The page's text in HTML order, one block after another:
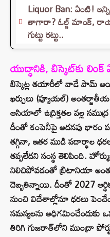
Liquor Ban: ఏంటి!
తాగారా? ఓల్డ్ మాంక్,
గుట్టు రట్టు..
యుద్ధానికి, బిస్కెట్‌కు
బిస్కెట్ల తయారీలో వాడే పామ్
ఖర్చులు (ఫ్యూయల్)
ఆసియాలో ఉద్రిక్తతల వల్ల
దీంతో కంపెనీపై అదనపు భారం
తగ్గినా, ఇతర ముడి పదార్థాల
తప్పలేదని సంస్థ తెలిపింది.
నిలిచిపోవడంతో బ్రిటానియా
దెబ్బతిన్నాయి. దీంతో 2027
నుంచి విదేశాల్లోనూ ధరలు
సమస్యలను
తిరిగి గుజరాత్‌లోని ముంద్రా